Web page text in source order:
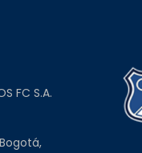
FC S.A.